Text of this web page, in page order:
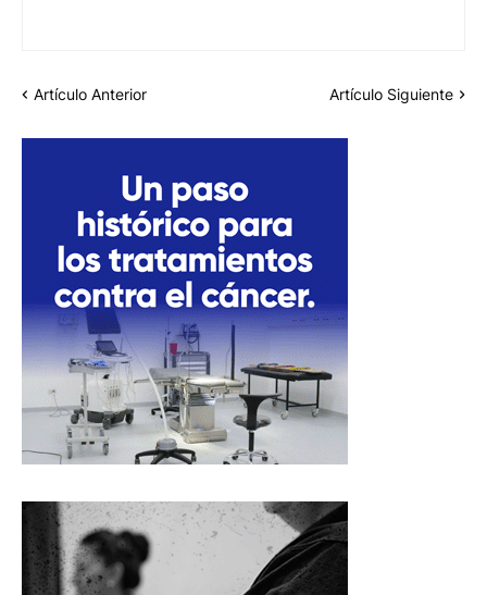
Artículo Anterior Artículo Siguiente